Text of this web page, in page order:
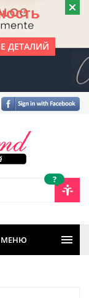
ДЕТАЛИЙ
?
МЕНЮ